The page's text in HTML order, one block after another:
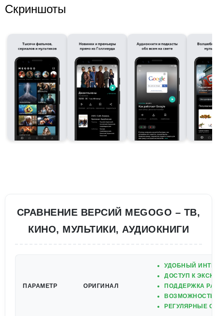
Скриншоты
СРАВНЕНИЕ ВЕРСИЙ MEGOGO – ТВ,
КИНО, МУЛЬТИКИ, АУДИОКНИГИ
ПАРАМЕТР ОРИГИНАЛ
УДОБНЫЙ
ДОСТУП К
ПОДДЕРЖКА
ВОЗМОЖНОСТЬ
РЕГУЛЯРНЫЕ